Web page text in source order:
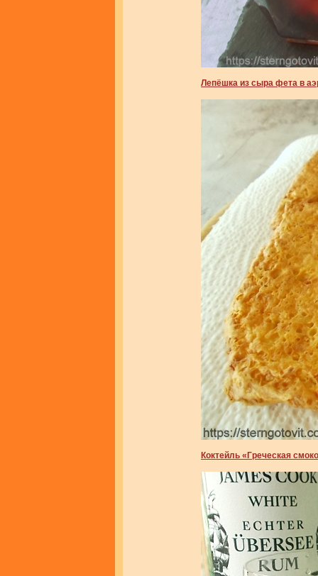
Лепёшка из сыра фета в
Коктейль «Греческая